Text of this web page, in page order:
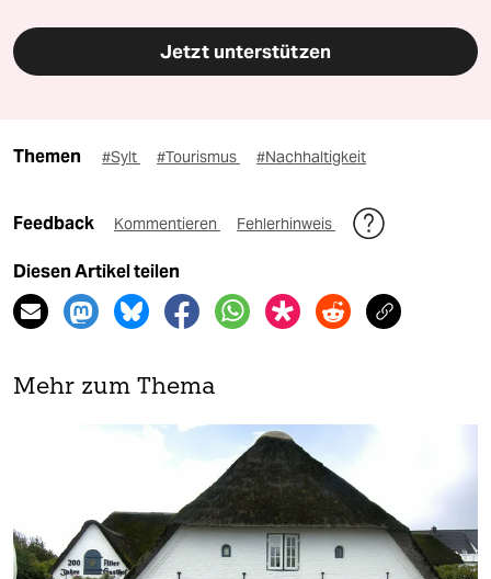
Jetzt unterstützen
Themen #Sylt #Tourismus #Nachhaltigkeit
Feedback Kommentieren Fehlerhinweis
Diesen Artikel teilen
Mehr zum Thema